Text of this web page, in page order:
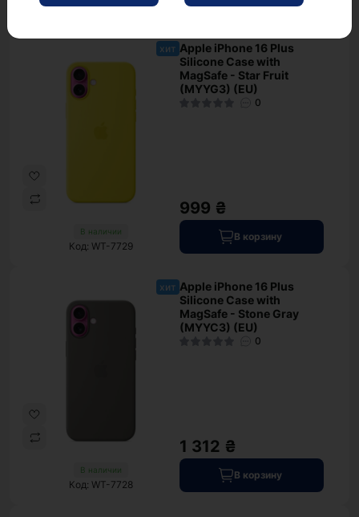
Код: WT-7726
хит
В наличии
Код: WT-7729
Apple iPhone 16 Plus
Silicone Case with
MagSafe - Star Fruit
(MYYG3) (EU)
0
999 ₴
В корзину
хит
В наличии
Код: WT-7728
Apple iPhone 16 Plus
Silicone Case with
MagSafe - Stone Gray
(MYYC3) (EU)
0
1 312 ₴
В корзину